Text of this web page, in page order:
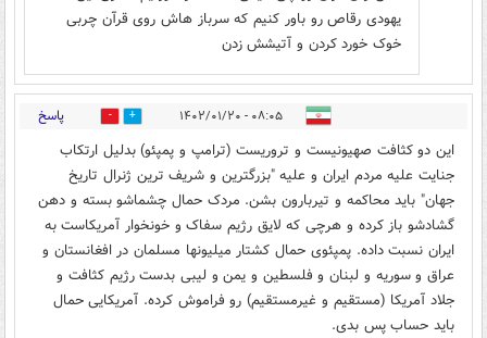
یهودی رقاص رو باور کنیم که سرباز هاش روی قرآن چربی
خوک خورد کردن و آتیشش زدن
۰۸:۰۵ - ۱۴۰۲/۰۱/۲۰ 14 پاسخ
این دو کثافت صهیونیست و تروریست (ترامپ و پمپئو) بدلیل ارتکاب
جنایت علیه مردم ایران و علیه "بزرگترین و شریف ترین ژنرال تاریخ
جهان" باید محاکمه و تیربارون بشن. مردک حمال چشماشو بسته و دهن
گشادشو باز کرده و هرچی که لایق رژیم سفاک و خونخوار آمریکاست به
ایران نسبت داده. پمپئوی حمال کشتار میلیونها مسلمان در افغانستان و
عراق و سوریه و لبنان و فلسطین و یمن و لیبی بدست رژیم کثافت و
جلاد آمریکا (مستقیم و غیرمستقیم) رو فراموش کرده. آمریکایی حمال
باید حساب پس بدی.